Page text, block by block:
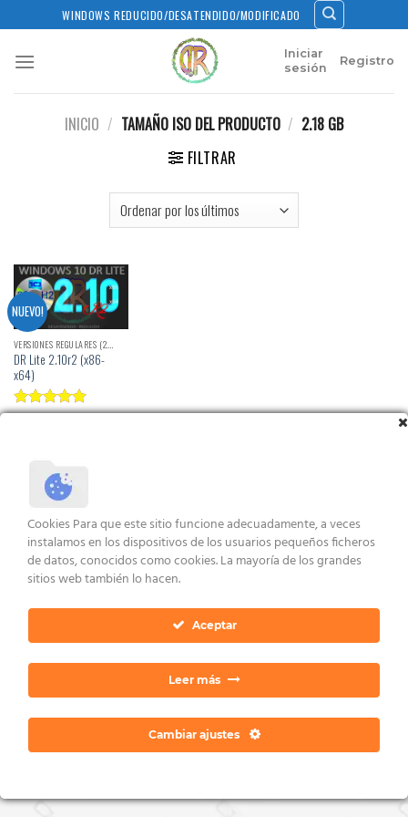
to
content
WINDOWS REDUCIDO/DESATENDIDO/MODIFICADO
Iniciar
sesión
Registro
INICIO / TAMAÑO ISO DEL PRODUCTO / 2.18 GB
FILTRAR
NUEVO!
DR Lite 2.10r2 (x86-
x64)
Valorado
AVISO LEGAL Y CONDICIONES POLÍTICA DE COOKIES DERECHOS ARCO
POLÍTICA DE PRIVACIDAD CONTACTO
Copyright 2026 ©Dan Ratia
Cookies Para que este sitio funcione adecuadamente, a veces
instalamos en los dispositivos de los usuarios pequeños ficheros
de datos, conocidos como cookies. La mayoría de los grandes
sitios web también lo hacen.
Aceptar
Leer más
Cambiar ajustes